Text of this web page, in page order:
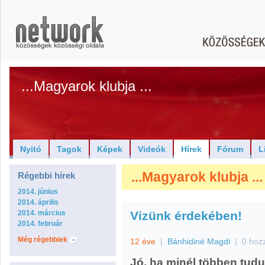
...Magyarok klubja ...
Nyitó Tagok Képek Videók Hírek Fórum
Régebbi hírek
2014. június
2014. április
2014. március
2014. február
Még régebbiek
...Magyarok klubja
Vizünk érdekében!
12 éve | Bánhidiné Magdi | 0
Jó, ha minél többen